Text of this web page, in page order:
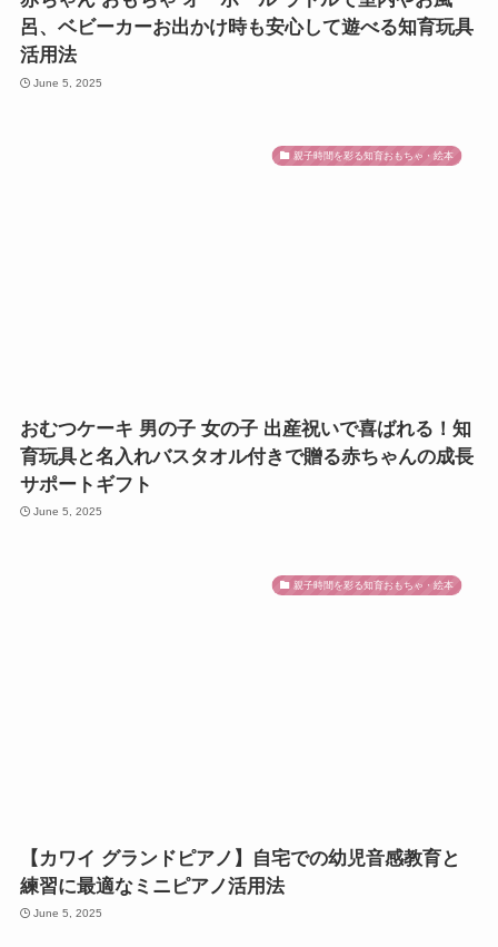
呂、ベビーカーお出かけ時も安心して遊べる知育玩具
活用法
June 5, 2025
親子時間を彩る知育おもちゃ・絵本
おむつケーキ 男の子 女の子 出産祝いで喜ばれる！知
育玩具と名入れバスタオル付きで贈る赤ちゃんの成長
サポートギフト
June 5, 2025
親子時間を彩る知育おもちゃ・絵本
【カワイ グランドピアノ】自宅での幼児音感教育と
練習に最適なミニピアノ活用法
June 5, 2025